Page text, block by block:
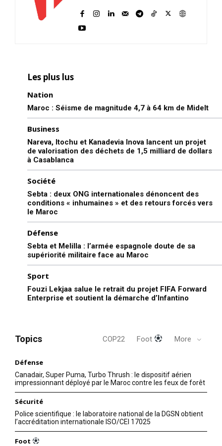
Les plus lus
Nation
Maroc : Séisme de magnitude 4,7 à 64 km de Midelt
Business
Nareva, Itochu et Kanadevia Inova lancent un projet
de valorisation des déchets de 1,5 milliard de dollars
à Casablanca
Société
Sebta : deux ONG internationales dénoncent des
conditions « inhumaines » et des retours forcés vers
le Maroc
Défense
Sebta et Melilla : l’armée espagnole doute de sa
supériorité militaire face au Maroc
Sport
Fouzi Lekjaa salue le retrait du projet FIFA Forward
Enterprise et soutient la démarche d’Infantino
Topics COP22 Foot More
Défense
Canadair, Super Puma, Turbo Thrush : le dispositif aérien
impressionnant déployé par le Maroc contre les feux de forêt
Sécurité
Police scientifique : le laboratoire national de la DGSN obtient
l’accréditation internationale ISO/CEI 17025
Foot